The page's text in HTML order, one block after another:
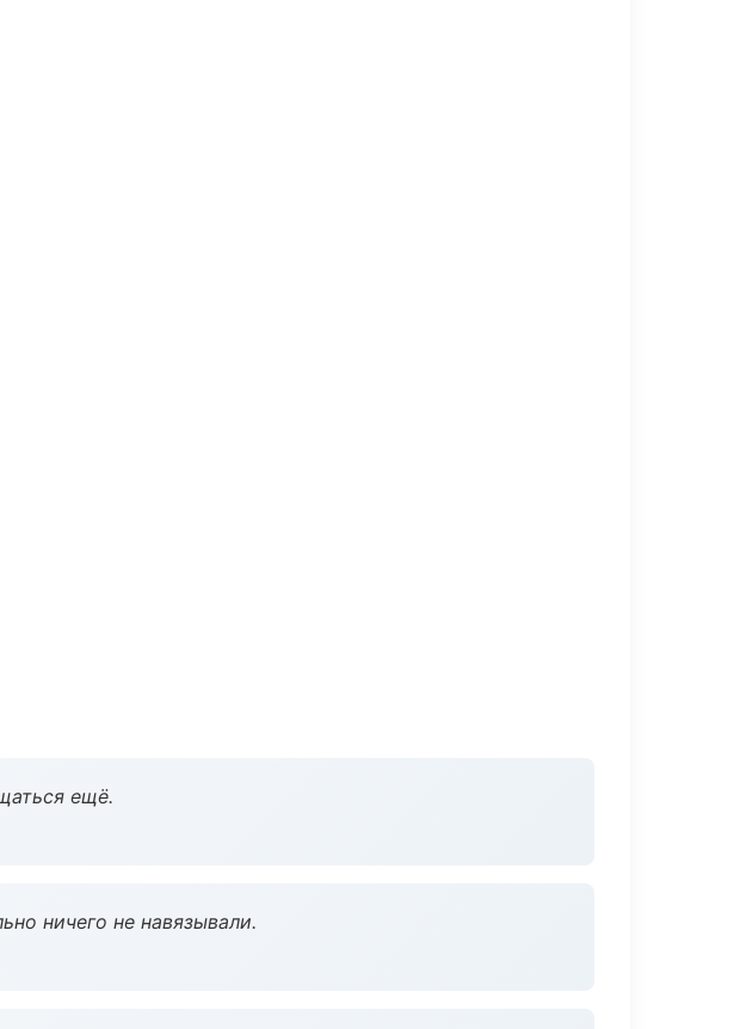
ещё.
ничего не навязывали.